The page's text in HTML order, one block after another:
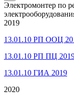
Электромонтер по
2019
13.01.10 РП ООЦ
13.01.10 РП ПЦ
13.01.10 ГИА 2019
2020